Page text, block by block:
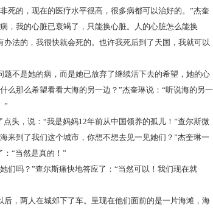
死的，现在的医疗水平很高，很多病都可以治好的。”杰奎
，我的心脏已衰竭了，只能换心脏。人的心脏怎么能换
法的，我很快就会死的。也许我死后到了天国，我就可以
不是她的病，而是她已放弃了继续活下去的希望，她的心
么那么希望看看大海的另一边？”杰奎琳说：“听说海的另一
”
头，说：“我是妈妈12年前从中国领养的孤儿！”查尔斯微
来到了我们这个城市，你想不想去见一见她们？”杰奎琳一
“当然是真的！”
们吗？”查尔斯痛快地答应了：“当然可以！我们现在就
，两人在城郊下了车。呈现在他们面前的是一片海滩，海